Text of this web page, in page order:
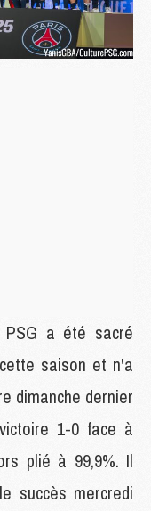
a été sacré
saison et n'a
dimanche dernier
1-0 face à
plié à 99,9%. Il
succès mercredi